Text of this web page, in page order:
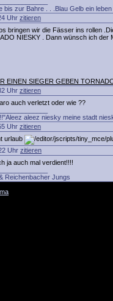
bis zur Bahre . . .Blau Gelb ein
Uhr zitieren
bringen wir die Fässer ins rollen
NIESKY . Dann wünsch ich der
EINEN SIEGER GEBEN
Uhr zitieren
auch verletzt oder wie ??
aleez niesky meine stadt
Uhr zitieren
urlaub
Uhr zitieren
ja auch mal verdient!!!!
Reichenbacher Jungs